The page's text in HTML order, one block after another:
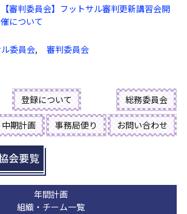
【審判委員会】フットサル審判更新講習会開
催について
委員会, 審判委員会
登録について 総務委員会
期計画 事務局便り お問い合わせ
年間計画
組織・チーム一覧